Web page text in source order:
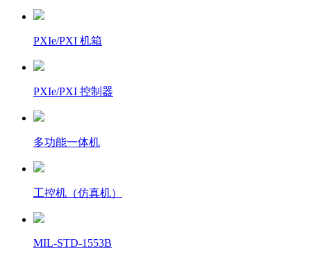
PXIe/PXI 机箱
PXIe/PXI 控制器
多功能一体机
工控机（仿真机）
MIL-STD-1553B